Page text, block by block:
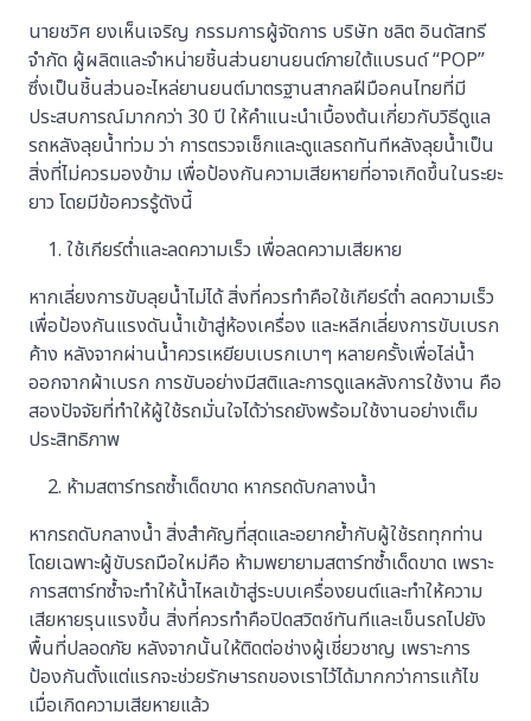
นายชวิศ ยงเห็นเจริญ กรรมการผู้จัดการ บริษัท ชลิต อินดัสทรี
จำกัด ผู้ผลิตและจำหน่ายชิ้นส่วนยานยนต์ภายใต้แบรนด์ “POP”
ซึ่งเป็นชิ้นส่วนอะไหล่ยานยนต์มาตรฐานสากลฝีมือคนไทยที่มี
ประสบการณ์มากกว่า 30 ปี ให้คำแนะนำเบื้องต้นเกี่ยวกับวิธีดูแล
รถหลังลุยน้ำท่วม ว่า การตรวจเช็กและดูแลรถทันทีหลังลุยน้ำเป็น
สิ่งที่ไม่ควรมองข้าม เพื่อป้องกันความเสียหายที่อาจเกิดขึ้นในระยะ
ยาว โดยมีข้อควรรู้ดังนี้
ใช้เกียร์ต่ำและลดความเร็ว เพื่อลดความเสียหาย
หากเลี่ยงการขับลุยน้ำไม่ได้ สิ่งที่ควรทำคือใช้เกียร์ต่ำ ลดความเร็ว
เพื่อป้องกันแรงดันน้ำเข้าสู่ห้องเครื่อง และหลีกเลี่ยงการขับเบรก
ค้าง หลังจากผ่านน้ำควรเหยียบเบรกเบาๆ หลายครั้งเพื่อไล่น้ำ
ออกจากผ้าเบรก การขับอย่างมีสติและการดูแลหลังการใช้งาน คือ
สองปัจจัยที่ทำให้ผู้ใช้รถมั่นใจได้ว่ารถยังพร้อมใช้งานอย่างเต็ม
ประสิทธิภาพ
ห้ามสตาร์ทรถซ้ำเด็ดขาด หากรถดับกลางน้ำ
หากรถดับกลางน้ำ สิ่งสำคัญที่สุดและอยากย้ำกับผู้ใช้รถทุกท่าน
โดยเฉพาะผู้ขับรถมือใหม่คือ ห้ามพยายามสตาร์ทซ้ำเด็ดขาด เพราะ
การสตาร์ทซ้ำจะทำให้น้ำไหลเข้าสู่ระบบเครื่องยนต์และทำให้ความ
เสียหายรุนแรงขึ้น สิ่งที่ควรทำคือปิดสวิตช์ทันทีและเข็นรถไปยัง
พื้นที่ปลอดภัย หลังจากนั้นให้ติดต่อช่างผู้เชี่ยวชาญ เพราะการ
ป้องกันตั้งแต่แรกจะช่วยรักษารถของเราไว้ได้มากกว่าการแก้ไข
เมื่อเกิดความเสียหายแล้ว